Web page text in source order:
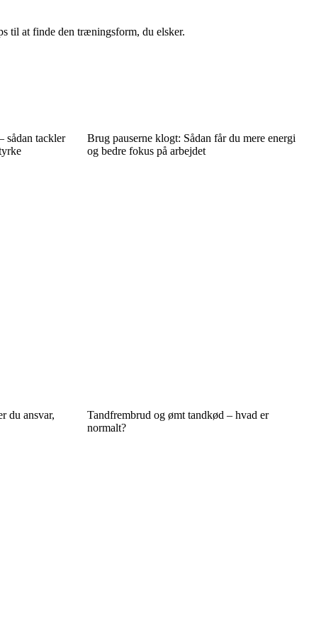
til at finde den træningsform, du elsker.
sådan tackler
Brug pauserne klogt: Sådan får du mere energi
og bedre fokus på arbejdet
du ansvar,
Tandfrembrud og ømt tandkød – hvad er
normalt?